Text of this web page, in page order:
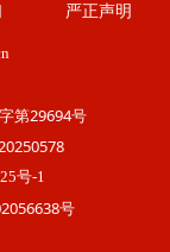
严正声明
：
第29694号
号-1
号